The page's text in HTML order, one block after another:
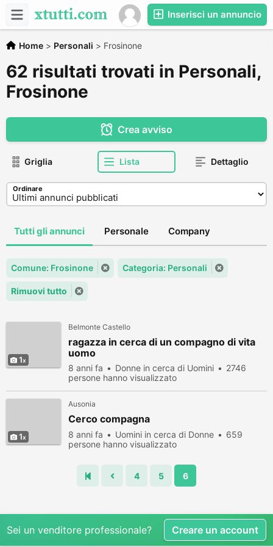
Inserisci un annuncio
Home > Personali > Frosinone
62 risultati trovati in Personali,
Frosinone
Crea avviso
Griglia Lista Dettaglio
Ordinare
Tutti gli annunci Personale Company
Comune: Frosinone Categoria: Personali
Rimuovi tutto
1
Belmonte Castello
ragazza in cerca di un compagno di vita
uomo
8 anni fa Donne in cerca di Uomini
2746
persone hanno visualizzato
1
Ausonia
Cerco compagna
8 anni fa Uomini in cerca di Donne
659
persone hanno visualizzato
4 5 6
Sei un venditore professionale? Creare un account